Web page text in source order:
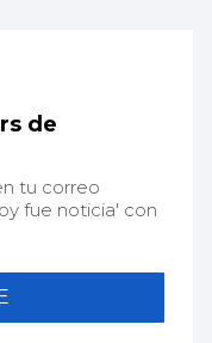
de
tu correo
fue noticia' con